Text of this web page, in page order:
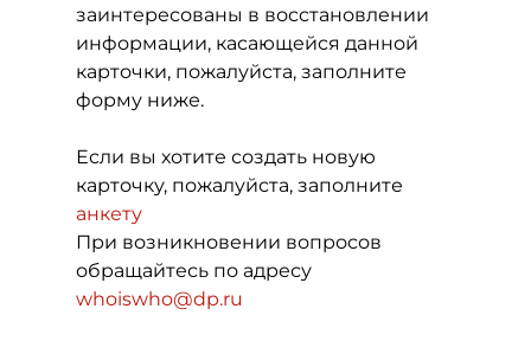
заинтересованы в восстановлении
информации, касающейся данной
карточки, пожалуйста, заполните
форму ниже.
Если вы хотите создать новую
карточку, пожалуйста, заполните
анкету
При возникновении вопросов
обращайтесь по адресу
whoiswho@dp.ru